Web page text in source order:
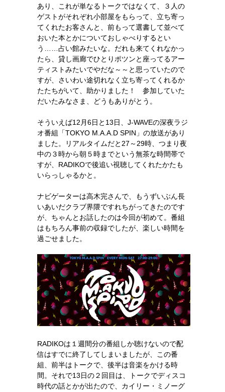
あり、これが単なるトークではなくて、３人の
ゲストがそれぞれ小部屋をもらって、立ち寄っ
てくれたお客さんと、前もって選書して並べて
おいた本とかについておしゃべりするとい
う……占い館みたいな。だれも来てくれなかっ
たら、貸し画廊でひとりポツンと座ってるアー
ティストみたいでやだな～～と思っていたので
すが、さいわい途切れなく立ち寄ってくれるか
たたちがいて、助かりました！ 参加していた
だいたみなさま、どうもありがとう。
そういえば12月6日と13日、J-WAVEの深夜ラジ
オ番組「TOKYO M.A.A.D SPIN」の放送があり
ました。リアルタイムだと27～29時、つまり夜
中の３時から朝５時までという無茶な時間帯で
すが、RADIKOで後追い視聴してくれたかたも
いらっしゃるかと。
ナビゲーターは高木完さんで、もうずいぶん長
いあいだクラブ界隈ですれちがってきたのです
が、ちゃんとお話したのは今回が初めて。番組
はもちろん事前の収録でしたが、楽しい時間を
過ごせました。
RADIKOは１週間分の番組しか聴けないので配
信はすでに終了してしまいましたが、この番
組、前半はトークで、後半は音楽をかける時
間。それで13日の２回目は、トークでディスコ
時代の話とかが出たので、カイリー・ミノーグ